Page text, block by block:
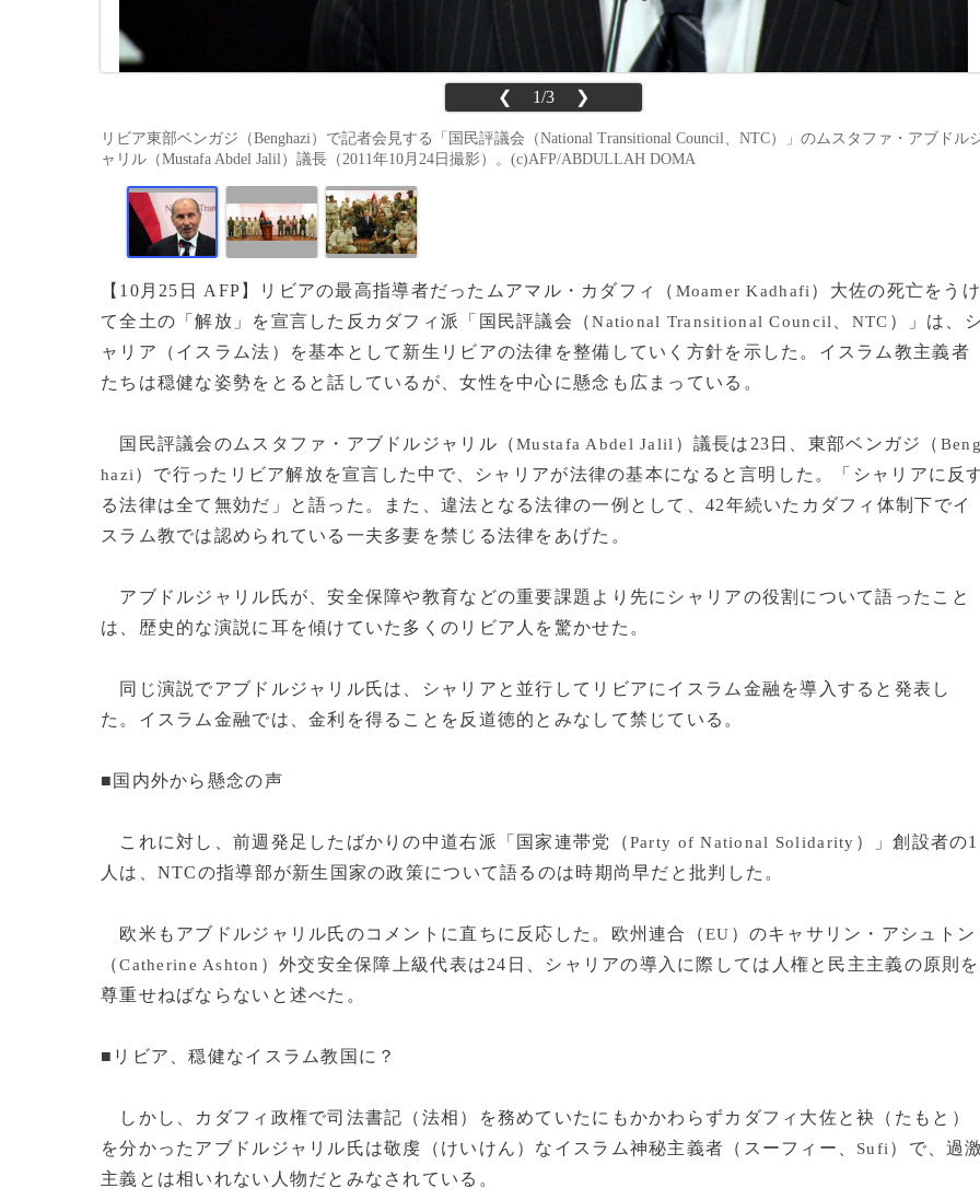
❮ 1/3 ❯
リビア東部ベンガジ（Benghazi）で記者会見する「国民評議会（National Transitional Council、NTC）」のムスタファ・アブドル
ャリル（Mustafa Abdel Jalil）議長（2011年10月24日撮影）。(c)AFP/ABDULLAH DOMA
【10月25日 AFP】リビアの最高指導者だったムアマル・カダフィ（ Moamer Kadhafi ）大佐の死亡をうけ
て全土の「解放」を宣言した反カダフィ派「国民評議会（National Transitional Council NTC ）」は、
ャリア（イスラム法）を基本として新生リビアの法律を整備していく方針を示した。イスラム教主義者
たちは穏健な姿勢をとると話しているが、女性を中心に懸念も広まっている。
国民評議会のムスタファ・アブドルジャリル（Mustafa Abdel Jalil ）議長は23日、東部ベンガジ（
hazi ）で行ったリビア解放を宣言した中で、シャリアが法律の基本になると言明した。「シャリアに反
る法律は全て無効だ」と語った。また、違法となる法律の一例として、42年続いたカダフィ体制下でイ
スラム教では認められている一夫多妻を禁じる法律をあげた。
アブドルジャリル氏が、安全保障や教育などの重要課題より先にシャリアの役割について語ったこと
は、歴史的な演説に耳を傾けていた多くのリビア人を驚かせた。
同じ演説でアブドルジャリル氏は、シャリアと並行してリビアにイスラム金融を導入すると発表し
た。イスラム金融では、金利を得ることを反道徳的とみなして禁じている。
■国内外から懸念の声
これに対し、前週発足したばかりの中道右派「国家連帯党（Party of National Solidarity ）」創設者の1
人は、NTCの指導部が新生国家の政策について語るのは時期尚早だと批判した。
欧米もアブドルジャリル氏のコメントに直ちに反応した。欧州連合（EU ）のキャサリン・アシュトン
（Catherine Ashton ）外交安全保障上級代表は24日、シャリアの導入に際しては人権と民主主義の原則を
尊重せねばならないと述べた。
■リビア、穏健なイスラム教国に？
しかし、カダフィ政権で司法書記（法相）を務めていたにもかかわらずカダフィ大佐と袂（たもと）
を分かったアブドルジャリル氏は敬虔（けいけん）なイスラム神秘主義者（スーフィー、 Sufi ）で、過
主義とは相いれない人物だとみなされている。